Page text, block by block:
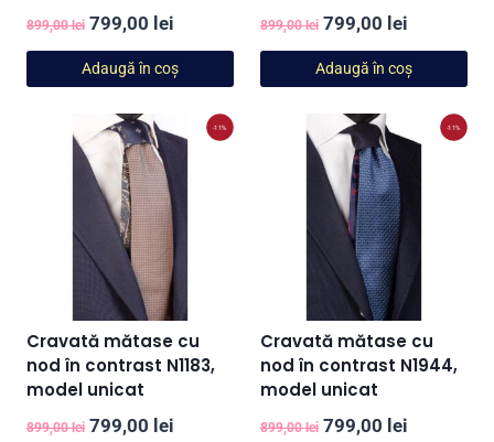
899,00lei Prețul
inițial
a
fost:
899,00 lei.
799,00 lei
curent
este:
799,00 lei.
Adaugă în coș
899,00lei Prețul
inițial
a
fost:
899,00 lei.
799,00 lei
curent
este:
799,00
Adaugă în coș
-11%
Cravată mătase cu
nod în contrast N1183,
model unicat
899,00lei Prețul
799,00 lei
-11%
Cravată mătase cu
nod în contrast N1944,
model unicat
899,00lei Prețul
799,00 lei